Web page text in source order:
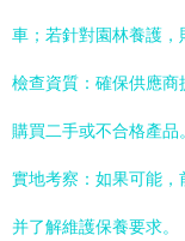
車；若針對園林養護，
檢查資質：確保供應
購買二手或不合格產品。
實地考察：如果可能，
并了解維護保養要求。